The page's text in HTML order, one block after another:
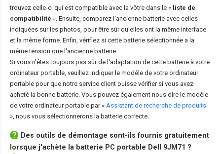
trouvez celle-ci qui est compatible avec la vôtre dans le « liste de
compatibilité ». Ensuite, comparez l'ancienne batterie avec celles
indiquées sur les photos, pour être sûr qu'elles ont la même interface
et la même forme. Enfin, vérifiez si cette batterie sélectionnée a la
même tension que l'ancienne batterie.
Si vous n'êtes toujours pas sûr de l'adaptation de cette batterie à votre
ordinateur portable, veuillez indiquer le modèle de votre ordinateur
portable pour que notre service client puisse vérifier si vous avez
acheté la bonne batterie. Vous pouvez également nous dire le modèle
de votre ordinateur portable par « Assistant de recherche de produits
», nous vous sélectionnerons la batterie correcte.
Des outils de démontage sont-ils fournis gratuitement
lorsque j'achète la batterie PC portable Dell 9JM71 ?